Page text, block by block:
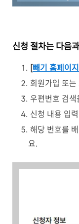
신청 절차는 다음
[빼기 홈페이지
회원가입 또
우편번호 검
신청 내용 입
해당 번호를
요.